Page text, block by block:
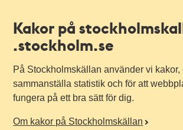
Kakor på
.stockholm.se
På Stockholmskällan använder vi kakor,
sammanställa statistik och för att
fungera på ett bra sätt för dig.
Om kakor på Stockholmskällan